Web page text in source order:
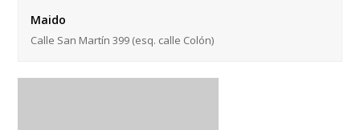
Maido
Calle San Martín 399 (esq. calle Colón)